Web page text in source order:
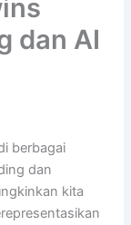
dan AI
berbagai
dan
kita